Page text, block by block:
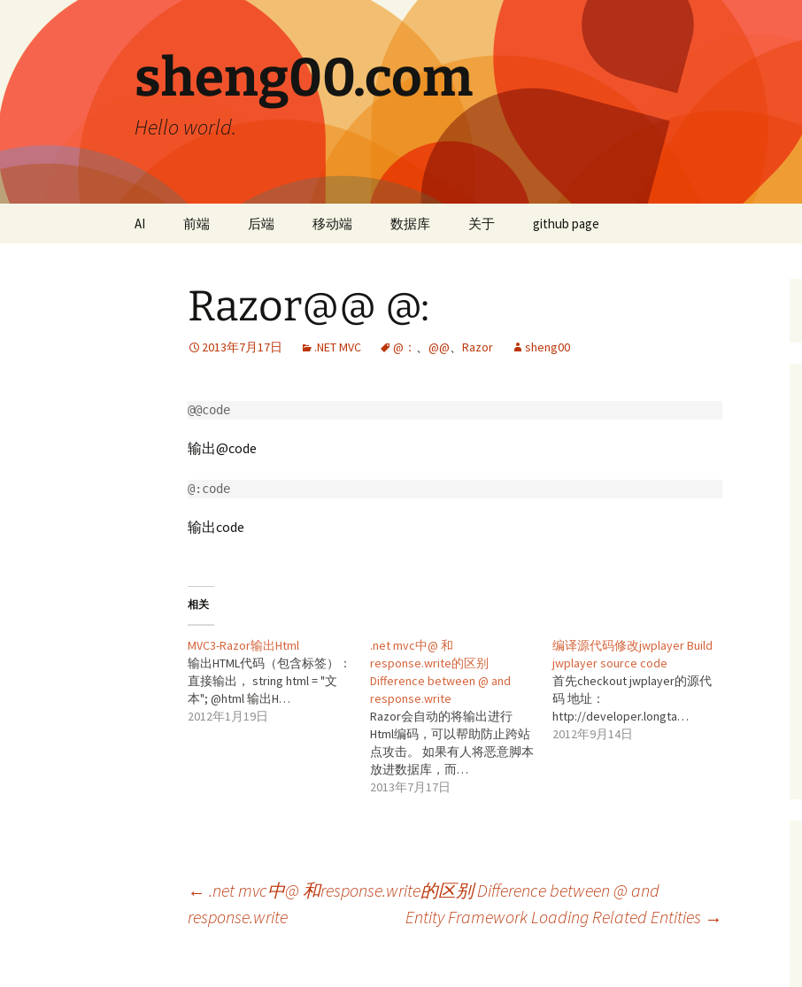
文
sheng00.com
Hello world.
AI 前端 后端 移动端 数据库 关于 github page
Razor@@ @:
2013年7月17日 .NET MVC @： 、 @@、 Razor sheng00
@@code
输出@code
@:code
输出code
相关
MVC3-Razor输出Html
输出HTML代码（包含标签）：
直接输出， string html = "文
本"; @html 输出H…
2012年1月19日
.net mvc中@ 和
response.write的区别
Difference between @ and
response.write
Razor会自动的将输出进行
Html编码，可以帮助防止跨站
点攻击。 如果有人将恶意脚本
放进数据库，而…
2013年7月17日
编译源代码修改jwplayer Build
jwplayer source code
首先checkout jwplayer的源代
码 地址：
http://developer.longta…
2012年9月14日
← .net mvc中@ 和response.write的区别 Difference between @ and
response.write
Entity Framework Loading Related Entities →